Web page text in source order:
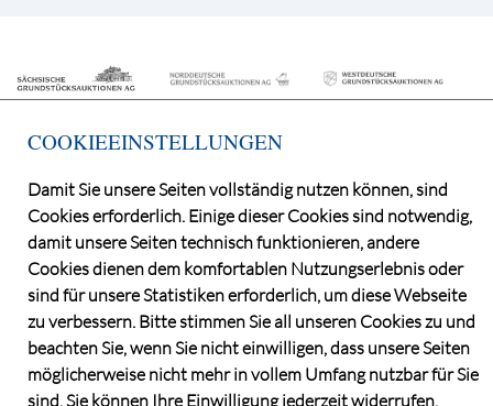
©2026 Deutsche Grundstücksauktionen AG
CONSENT MANAGER
OBJEKTFRAGEBOGEN
DATENSCHUTZ
VERSTEIGERUNGSBEDINGUNGEN
IMPRESSUM
COOKIEEINSTELLUNGEN
Damit Sie unsere Seiten vollständig nutzen können, sind
Cookies erforderlich. Einige dieser Cookies sind notwendig,
damit unsere Seiten technisch funktionieren, andere
Cookies dienen dem komfortablen Nutzungserlebnis oder
sind für unsere Statistiken erforderlich, um diese Webseite
zu verbessern. Bitte stimmen Sie all unseren Cookies zu und
beachten Sie, wenn Sie nicht einwilligen, dass unsere Seiten
möglicherweise nicht mehr in vollem Umfang nutzbar für Sie
sind. Sie können Ihre Einwilligung jederzeit widerrufen.